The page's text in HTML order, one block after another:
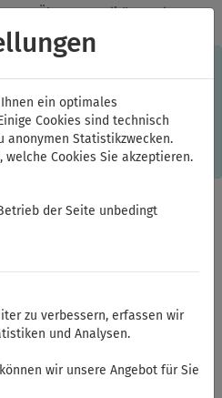
✓Über 20 Qualitätsmarken ✓
ab 150,00 Euro Bruttowarenwert
beispielsweise die Session-
auf Ihrem Rechner
der Funktionsumfang des
Sind Sie damit nicht
hier.
Steckschlüssel-Einsätze 1/2"
ein optimales
Cookies sind technisch
anonymen Statistikzwecken.
Cookies Sie akzeptieren.
der Seite unbedingt
zu verbessern, erfassen wir
und Analysen.
wir unsere Angebot für Sie